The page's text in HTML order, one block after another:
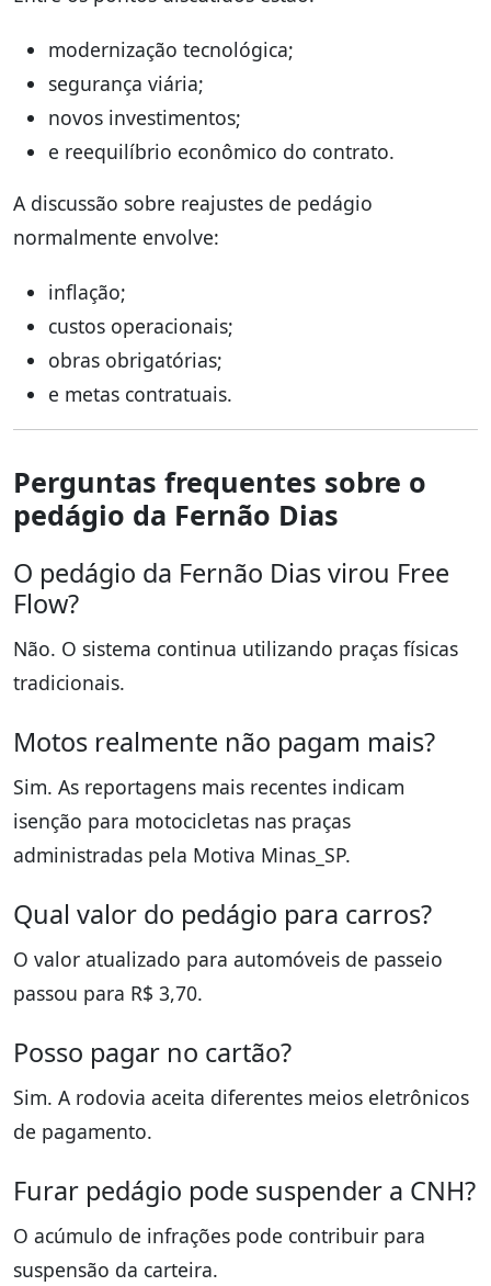
modernização tecnológica;
segurança viária;
novos investimentos;
e reequilíbrio econômico do contrato.
A discussão sobre reajustes de pedágio
normalmente envolve:
inflação;
custos operacionais;
obras obrigatórias;
e metas contratuais.
Perguntas frequentes sobre o
pedágio da Fernão Dias
O pedágio da Fernão Dias virou Free
Flow?
Não. O sistema continua utilizando praças físicas
tradicionais.
Motos realmente não pagam mais?
Sim. As reportagens mais recentes indicam
isenção para motocicletas nas praças
administradas pela Motiva Minas_SP.
Qual valor do pedágio para carros?
O valor atualizado para automóveis de passeio
passou para R$ 3,70.
Posso pagar no cartão?
Sim. A rodovia aceita diferentes meios eletrônicos
de pagamento.
Furar pedágio pode suspender a CNH?
O acúmulo de infrações pode contribuir para
suspensão da carteira.